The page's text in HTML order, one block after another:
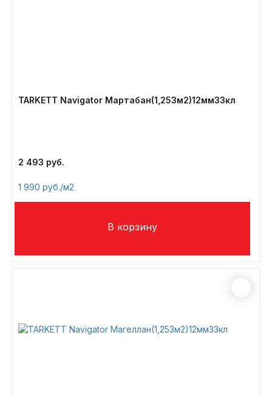
TARKETT Navigator Мартабан(1,253м2)12мм33кл
2 493
1 990 /м2